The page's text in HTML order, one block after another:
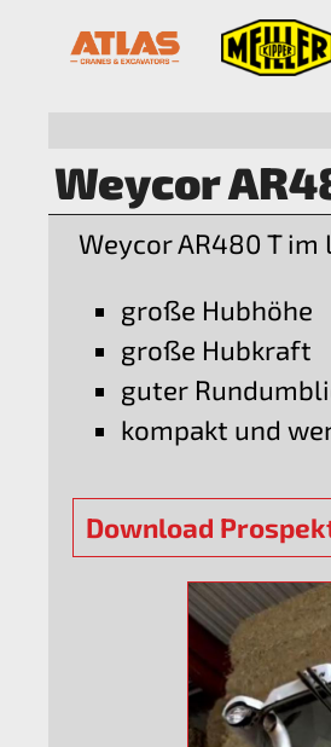
Weycor
Weycor AR480 T
große Hubhöhe
große Hubkraft
guter
kompakt und
Download